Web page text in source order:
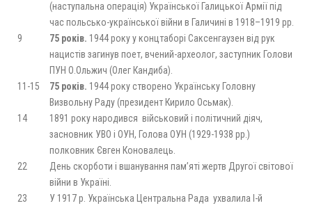
(наступальна операція) Української Галицької Армії під
час польсько-української війни в Галичині в 1918–1919 рр.
9
75 років. 1944 року у концтаборі Саксенгаузен від рук
нацистів загинув поет, вчений-археолог, заступник Голови
ПУН О.Ольжич (Олег Кандиба).
11-15
75 років. 1944 року створено Українську Головну
Визвольну Раду (президент Кирило Осьмак).
14
1891 року народився військовий і політичний діяч,
засновник УВО і ОУН, Голова ОУН (1929-1938 рр.)
полковник Євген Коновалець.
22
День скорботи і вшанування пам’яті жертв Другої світової
війни в Україні.
23
У 1917 р. Українська Центральна Рада ухвалила І-й